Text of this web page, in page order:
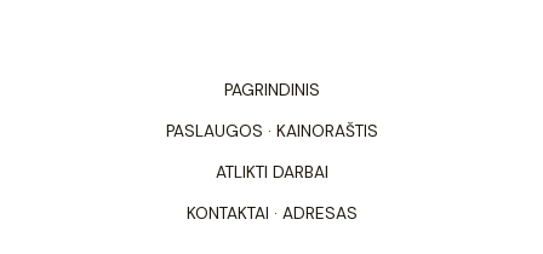
PAGRINDINIS
PASLAUGOS · KAINORAŠTIS
ATLIKTI DARBAI
KONTAKTAI · ADRESAS